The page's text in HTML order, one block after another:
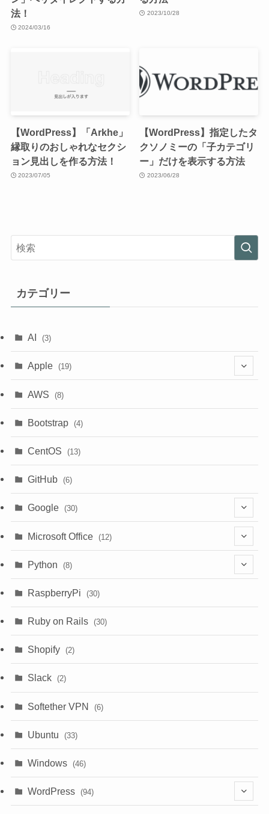
法！
2024/03/16
2023/10/28
【WordPress】「Arkhe」
縁取りのおしゃれなセクシ
ョン見出しを作る方法！
2023/07/05
【WordPress】指定したタ
クソノミーの「子カテゴリ
ー」だけを表示する方法
2023/06/28
カテゴリー
AI (3)
Apple (19)
(1)
(18)
AWS (8)
Bootstrap (4)
CentOS (13)
GitHub (6)
Google (30)
(6)
(1)
(3)
Microsoft Office (12)
(9)
Python (8)
(1)
RaspberryPi (30)
Ruby on Rails (30)
Shopify (2)
Slack (2)
Softether VPN (6)
Ubuntu (33)
Windows (46)
WordPress (94)